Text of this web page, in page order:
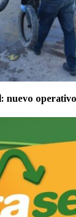
nuevo